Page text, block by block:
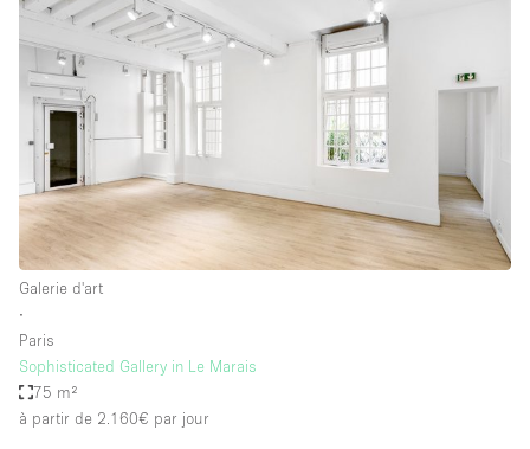
Galerie d'art
∙
Paris
Sophisticated Gallery in Le Marais
75 m²
à partir de 2.160€ par jour